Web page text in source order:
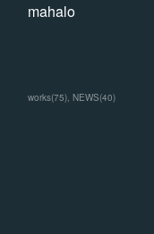
mahalo
works(75) NEWS(40)